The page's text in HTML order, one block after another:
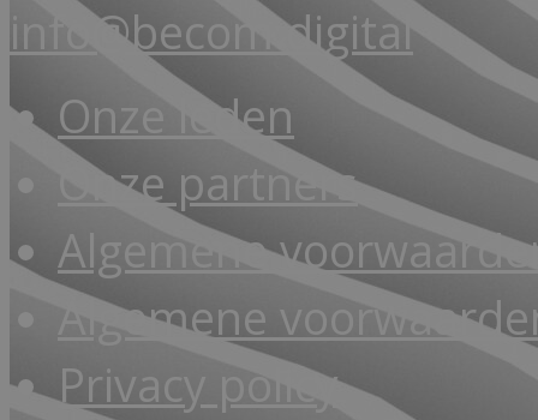
info@becom.digital
Onze leden
Onze partners
Algemene
Algemene
Privacy policy